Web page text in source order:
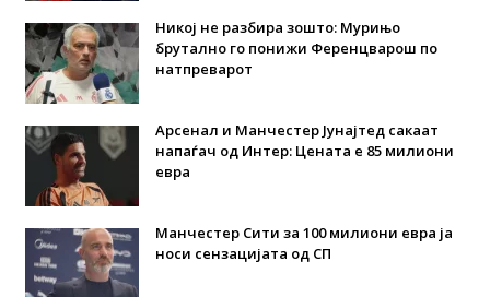
Никој не разбира зошто: Мурињо
брутално го понижи Ференцварош по
натпреварот
Арсенал и Манчестер Јунајтед сакаат
напаѓач од Интер: Цената е 85 милиони
евра
Манчестер Сити за 100 милиони евра ја
носи сензацијата од СП